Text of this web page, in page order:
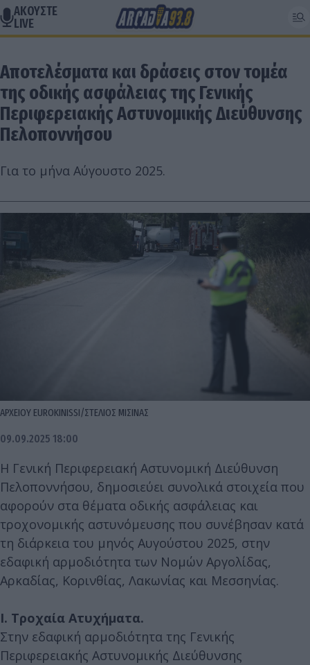
ΑΚΟΥΣΤΕ
LIVE
Αποτελέσματα και δράσεις στον τομέα
της οδικής ασφάλειας της Γενικής
Περιφερειακής Αστυνομικής Διεύθυνσης
Πελοποννήσου
Για το μήνα Αύγουστο 2025.
ΑΡΧΕΙΟΥ EUROKINISSI/ΣΤΕΛΙΟΣ ΜΙΣΙΝΑΣ
09.09.2025 18:00
Η Γενική Περιφερειακή Αστυνομική Διεύθυνση
Πελοποννήσου, δημοσιεύει συνολικά στοιχεία που
αφορούν στα θέματα οδικής ασφάλειας και
τροχονομικής αστυνόμευσης που συνέβησαν κατά
τη διάρκεια του μηνός Αυγούστου 2025, στην
εδαφική αρμοδιότητα των Νομών Αργολίδας,
Αρκαδίας, Κορινθίας, Λακωνίας και Μεσσηνίας.
Ι. Τροχαία Ατυχήματα.
Στην εδαφική αρμοδιότητα της Γενικής
Περιφερειακής Αστυνομικής Διεύθυνσης